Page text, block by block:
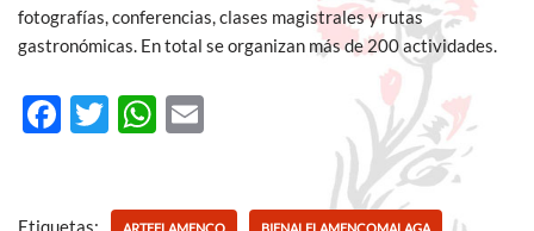
fotografías, conferencias, clases magistrales y rutas
gastronómicas. En total se organizan más de 200 actividades.
F
T
W
Etiquetas: ARTEFLAMENCO BIENALFLAMENCOMALAGA